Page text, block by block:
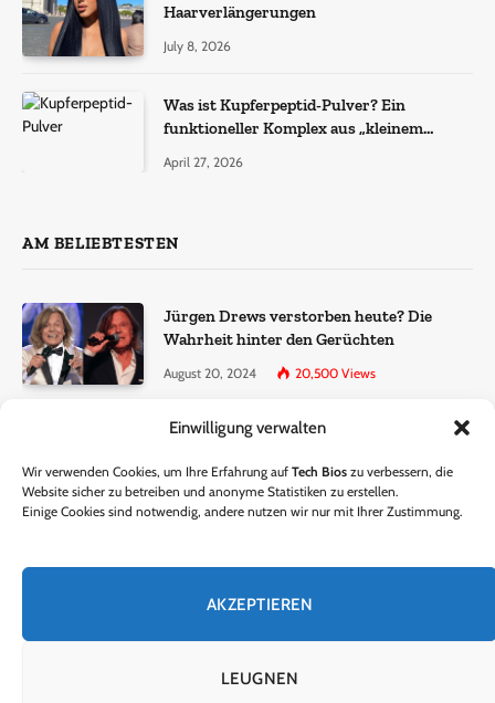
Einwilligung verwalten
Wir verwenden Cookies, um Ihre Erfahrung auf Tech Bios zu verbessern, die
Website sicher zu betreiben und anonyme Statistiken zu erstellen.
Einige Cookies sind notwendig, andere nutzen wir nur mit Ihrer Zustimmung.
AKZEPTIEREN
LEUGNEN
Haarverlängerungen
July 8, 2026
Was ist Kupferpeptid-Pulver? Ein
funktioneller Komplex aus „kleinem
April 27, 2026
AM BELIEBTESTEN
Jürgen Drews verstorben heute? Die
Wahrheit hinter den Gerüchten
August 20, 2024 20,500 Views
Ralf Dammasch Traueranzeige:
June 26, 2024 13,286Views
hinter den Gerüchten
October 5, 2024 9,301